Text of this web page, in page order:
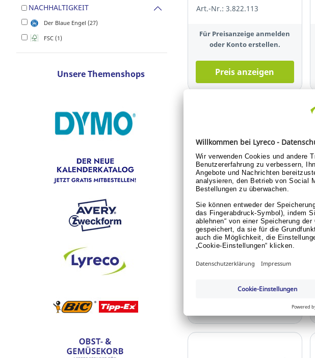
NACHHALTIGKEIT
Der Blaue Engel (27)
FSC (1)
Unsere Themenshops
Art.-Nr.: 3.822.113
Für Preisanzeige anmelden
oder Konto erstellen.
Preis anzeigen
Heftstreifen, kurz, RC-
Karton, Metalldeckleiste,
blau, 25 Stück
Art.-Nr.: 1.118.856
Für Preisanzeige anmelden